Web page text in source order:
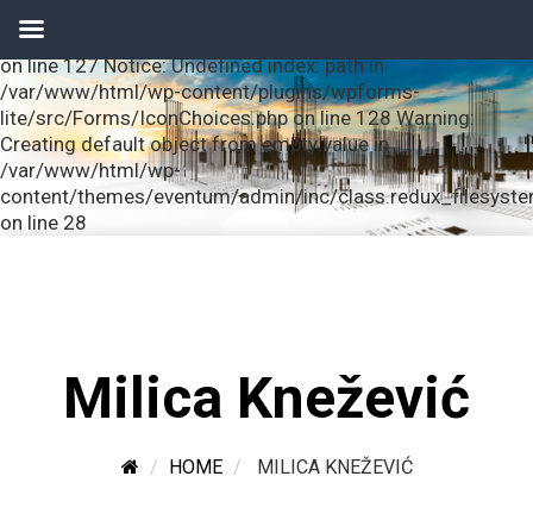
content/plugins/wpforms-lite/src/Forms/IconChoices.php
on line 127 Notice: Undefined index: path in
/var/www/html/wp-content/plugins/wpforms-
lite/src/Forms/IconChoices.php on line 128 Warning:
Creating default object from empty value in
/var/www/html/wp-
content/themes/eventum/admin/inc/
on line 28
Milica Knežević
HOME MILICA KNEŽEVIĆ